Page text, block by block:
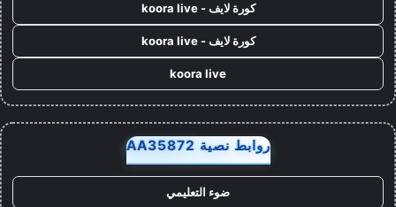
كورة لايف - koora live
كورة لايف - koora live
koora live
روابط نصية AA35872
ضوء التعليمي